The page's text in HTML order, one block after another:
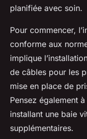
planifiée avec soin.
Pour commencer,
conforme aux
implique
de câbles pour les
mise en place de
Pensez également
installant une baie
supplémentaires.